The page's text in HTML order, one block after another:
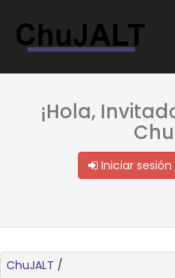
¡Hola,
Iniciar sesión
ChuJALT /